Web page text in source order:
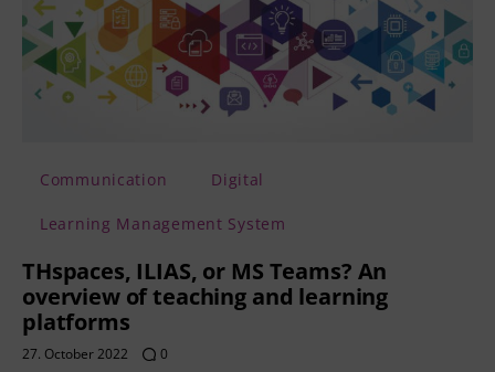
Communication Digital
Learning Management System
THspaces, ILIAS, or MS Teams? An
overview of teaching and learning
platforms
27. October 2022 0